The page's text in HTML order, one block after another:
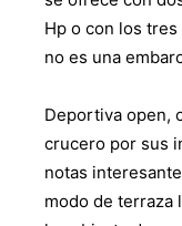
Hp o con los
no es una
Deportiva open,
crucero por sus
notas
modo de terraza